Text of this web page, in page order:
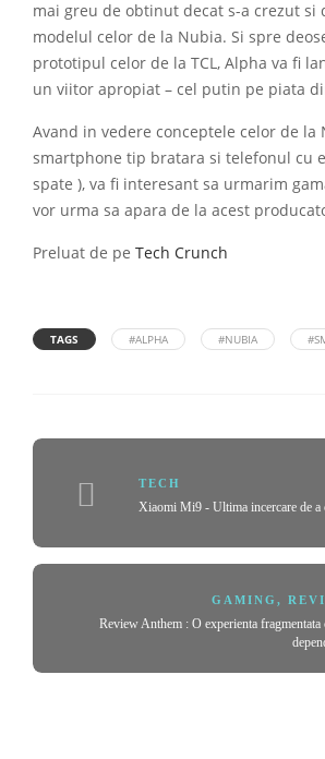
mai greu de obtinut decat s-a crezut si
modelul celor de la Nubia. Si spre
prototipul celor de la TCL, Alpha va fi
un viitor apropiat – cel putin pe piata
Avand in vedere conceptele celor de la
smartphone tip bratara si telefonul cu
spate ), va fi interesant sa urmarim
vor urma sa apara de la acest
Preluat de pe Tech Crunch
TAGS #ALPHA #NUBIA
TECH
Xiaomi Mi9 - Ultima incercare de a
GAMING ,
Review Anthem : O experienta fragmentata